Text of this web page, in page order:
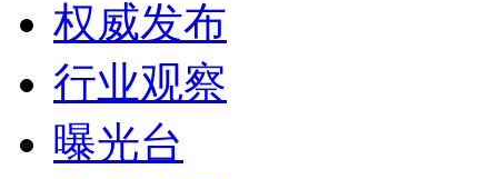
权威发布
行业观察
曝光台